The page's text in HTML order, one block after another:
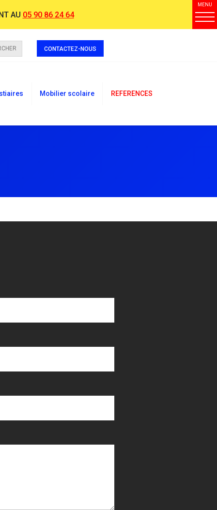
AU 05 90 86 24 64
MENU
CONTACTEZ-NOUS
Mobilier scolaire REFERENCES